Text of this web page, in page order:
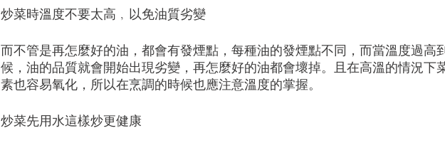
炒菜時溫度不要太高﹐以免油質劣變
而不管是再怎麼好的油，都會有發煙點，每種油的發煙點不同，而當溫度過高
候，油的品質就會開始出現劣變，再怎麼好的油都會壞掉。且在高溫的情況下
素也容易氧化，所以在烹調的時候也應注意溫度的掌握。
炒菜先用水這樣炒更健康